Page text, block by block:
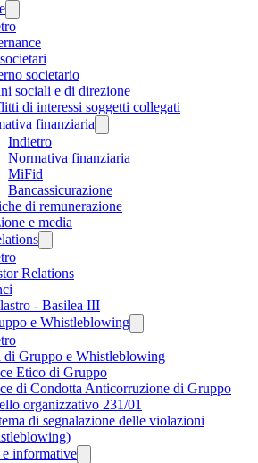
societario
sociali e di direzione
di interessi soggetti collegati
finanziaria
Indietro
Normativa finanziaria
MiFid
Bancassicurazione
di remunerazione
e media
Relations
- Basilea III
e Whistleblowing
di Gruppo e Whistleblowing
Etico di Gruppo
di Condotta Anticorruzione di Gruppo
organizzativo 231/01
di segnalazione delle violazioni
informative